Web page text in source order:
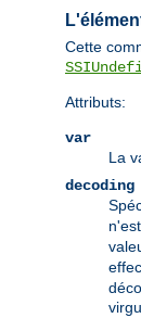
Cette
Attributs:
var
La
decoding